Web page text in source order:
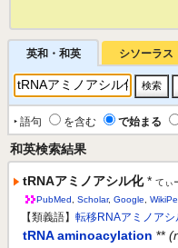
英和・和英 シソーラス
‣ 語句 を含む で始まる
和英検索結果
tRNAアミノアシル化 * てぃ
PubMed
Scholar, Google
【類義語】 転移RNAアミノアシ
tRNA aminoacylation **